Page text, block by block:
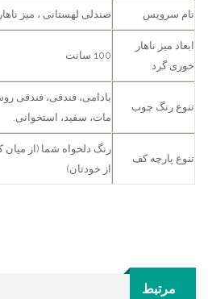
نام سرویس صندلی لهستانی ، میز
ابعاد میز ناهار
خوری گرد
100 سانت
تنوع رنگ چوب
بادامی، فندقی، فندقی
مات، سفید، استخوانی.
تنوع پارچه کف
رنگ دلخواه شما (از میان
از خودتان)
مرتبط